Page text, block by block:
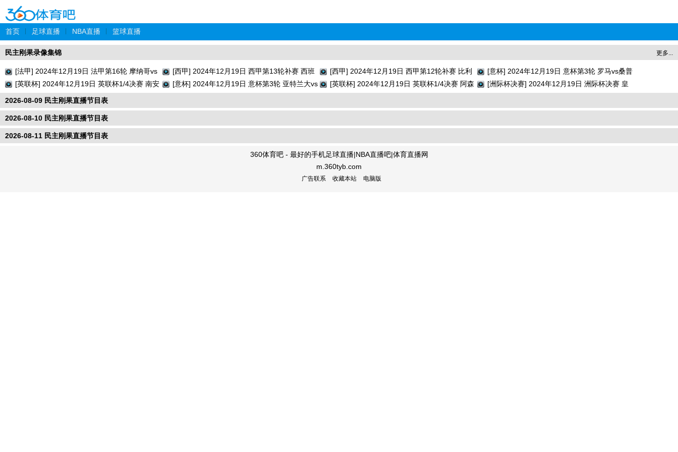
首页 足球直播 NBA直播 篮球直播
更多...
民主刚果录像集锦
[法甲] 2024年12月19日 法甲第16轮 摩纳哥vs
巴黎圣日耳曼 全场录像回放
[西甲] 2024年12月19日 西甲第13轮补赛 西班
牙人vs瓦伦西亚 全场录像回放
[西甲] 2024年12月19日 西甲第12轮补赛 比利
亚雷亚尔vs巴列卡诺 全场录像回放
[意杯] 2024年12月19日 意杯第3轮 罗马vs桑普
多利亚 全场录像回放
[英联杯] 2024年12月19日 英联杯1/4决赛 南安
普顿vs利物浦 全场录像回放
[意杯] 2024年12月19日 意杯第3轮 亚特兰大vs
[英联杯] 2024年12月19日 英联杯1/4决赛 阿森
[洲际杯决赛] 2024年12月19日 洲际杯决赛 皇
2026-08-09 民主刚果直播节目表
2026-08-10 民主刚果直播节目表
2026-08-11 民主刚果直播节目表
360体育吧 - 最好的手机足球直播|NBA直播吧|体育直播网
m.360tyb.com
广告联系 收藏本站 电脑版